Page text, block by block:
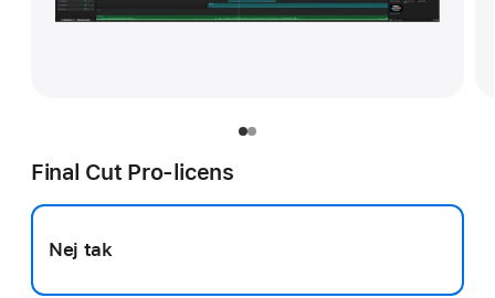
Final Cut Pro-licens
Nej tak